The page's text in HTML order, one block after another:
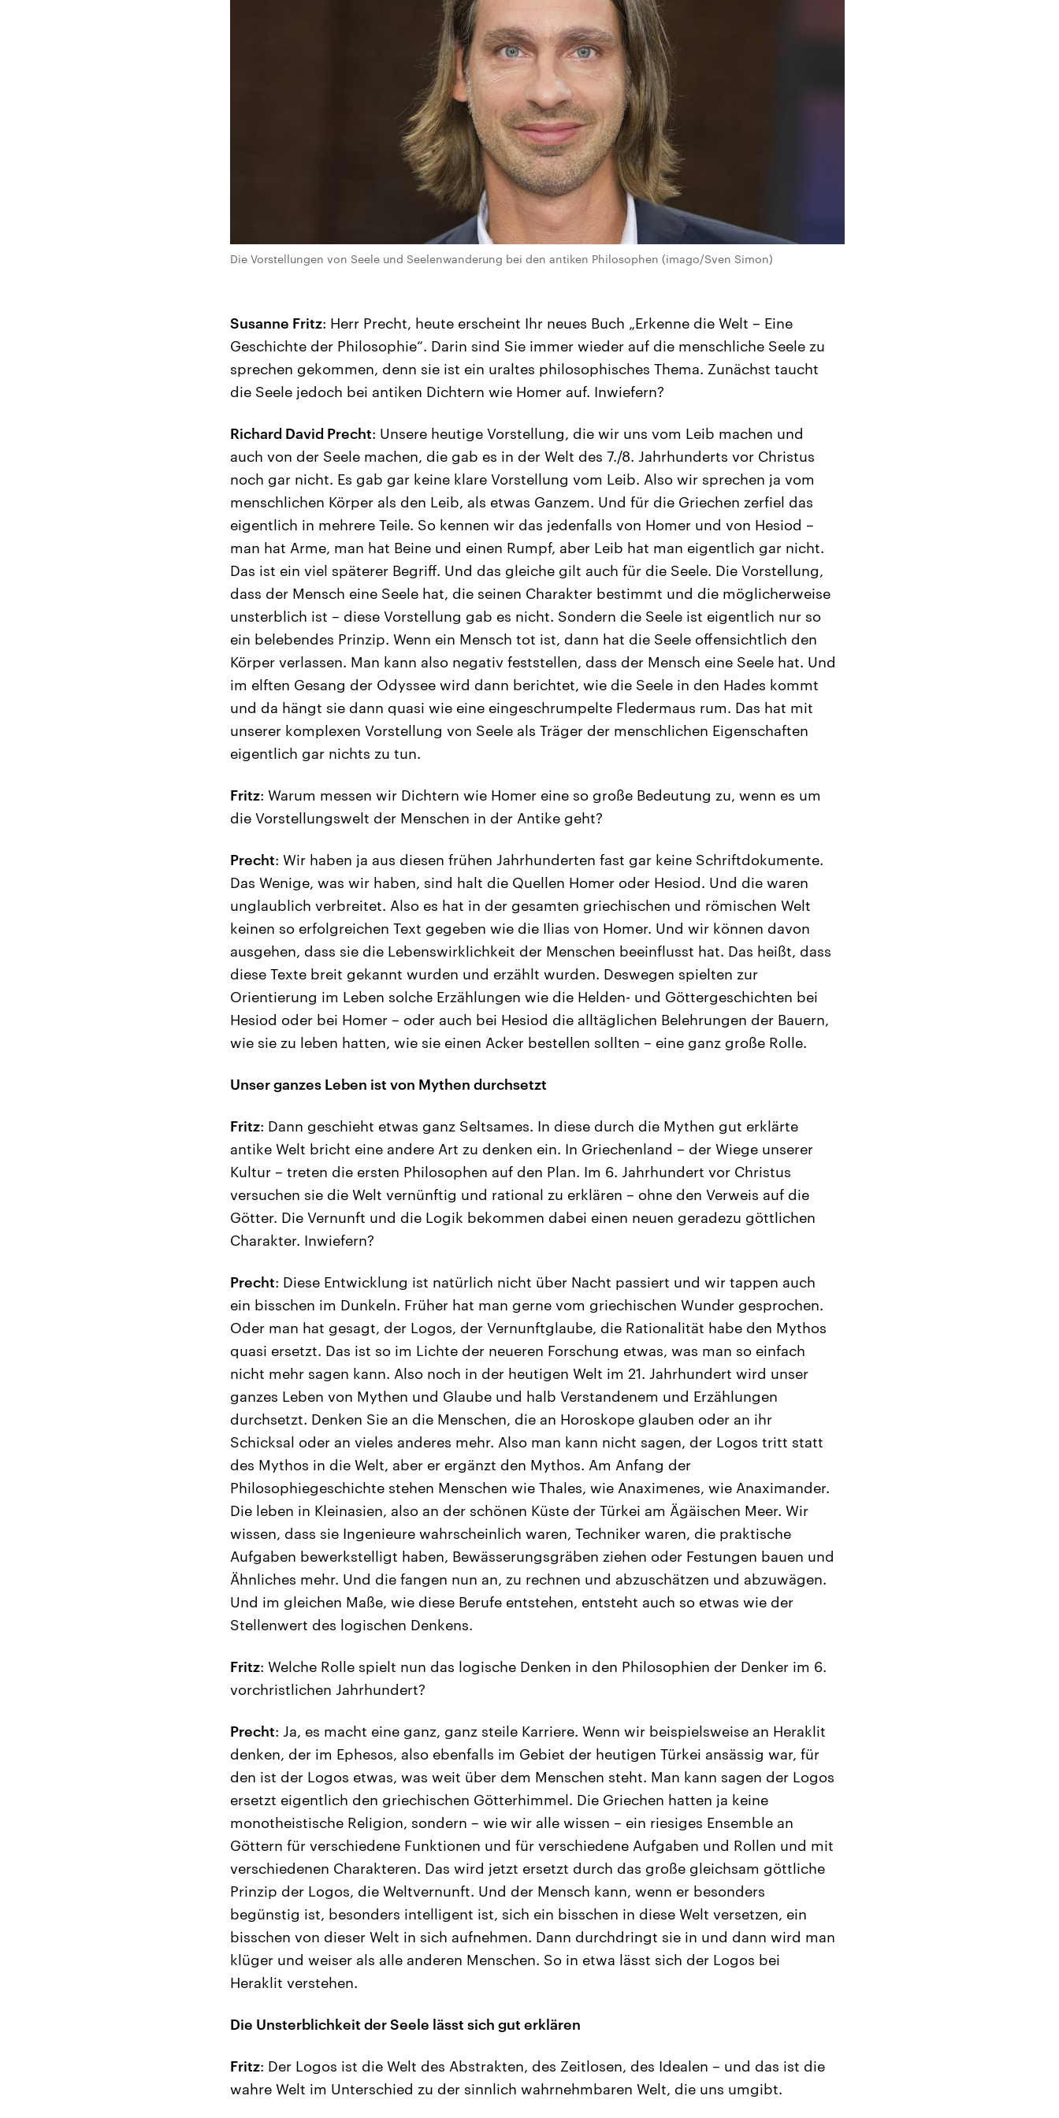
Die Vorstellungen von Seele und Seelenwanderung bei den antiken Philosophen (imago/Sven Simon)
Susanne Fritz: Herr Precht, heute erscheint Ihr neues Buch „Erkenne die Welt – Eine
Geschichte der Philosophie“. Darin sind Sie immer wieder auf die menschliche Seele zu
sprechen gekommen, denn sie ist ein uraltes philosophisches Thema. Zunächst taucht
die Seele jedoch bei antiken Dichtern wie Homer auf. Inwiefern?
Richard David Precht: Unsere heutige Vorstellung, die wir uns vom Leib machen und
auch von der Seele machen, die gab es in der Welt des 7./8. Jahrhunderts vor Christus
noch gar nicht. Es gab gar keine klare Vorstellung vom Leib. Also wir sprechen ja vom
menschlichen Körper als den Leib, als etwas Ganzem. Und für die Griechen zerfiel das
eigentlich in mehrere Teile. So kennen wir das jedenfalls von Homer und von Hesiod –
man hat Arme, man hat Beine und einen Rumpf, aber Leib hat man eigentlich gar nicht.
Das ist ein viel späterer Begriff. Und das gleiche gilt auch für die Seele. Die Vorstellung,
dass der Mensch eine Seele hat, die seinen Charakter bestimmt und die möglicherweise
unsterblich ist – diese Vorstellung gab es nicht. Sondern die Seele ist eigentlich nur so
ein belebendes Prinzip. Wenn ein Mensch tot ist, dann hat die Seele offensichtlich den
Körper verlassen. Man kann also negativ feststellen, dass der Mensch eine Seele hat. Und
im elften Gesang der Odyssee wird dann berichtet, wie die Seele in den Hades kommt
und da hängt sie dann quasi wie eine eingeschrumpelte Fledermaus rum. Das hat mit
unserer komplexen Vorstellung von Seele als Träger der menschlichen Eigenschaften
eigentlich gar nichts zu tun.
Fritz: Warum messen wir Dichtern wie Homer eine so große Bedeutung zu, wenn es um
die Vorstellungswelt der Menschen in der Antike geht?
Precht: Wir haben ja aus diesen frühen Jahrhunderten fast gar keine Schriftdokumente.
Das Wenige, was wir haben, sind halt die Quellen Homer oder Hesiod. Und die waren
unglaublich verbreitet. Also es hat in der gesamten griechischen und römischen Welt
keinen so erfolgreichen Text gegeben wie die Ilias von Homer. Und wir können davon
ausgehen, dass sie die Lebenswirklichkeit der Menschen beeinflusst hat. Das heißt, dass
diese Texte breit gekannt wurden und erzählt wurden. Deswegen spielten zur
Orientierung im Leben solche Erzählungen wie die Helden- und Göttergeschichten bei
Hesiod oder bei Homer – oder auch bei Hesiod die alltäglichen Belehrungen der Bauern,
wie sie zu leben hatten, wie sie einen Acker bestellen sollten – eine ganz große Rolle.
Unser ganzes Leben ist von Mythen durchsetzt
Fritz: Dann geschieht etwas ganz Seltsames. In diese durch die Mythen gut erklärte
antike Welt bricht eine andere Art zu denken ein. In Griechenland – der Wiege unserer
Kultur – treten die ersten Philosophen auf den Plan. Im 6. Jahrhundert vor Christus
versuchen sie die Welt vernünftig und rational zu erklären – ohne den Verweis auf die
Götter. Die Vernunft und die Logik bekommen dabei einen neuen geradezu göttlichen
Charakter. Inwiefern?
Precht: Diese Entwicklung ist natürlich nicht über Nacht passiert und wir tappen auch
ein bisschen im Dunkeln. Früher hat man gerne vom griechischen Wunder gesprochen.
Oder man hat gesagt, der Logos, der Vernunftglaube, die Rationalität habe den Mythos
quasi ersetzt. Das ist so im Lichte der neueren Forschung etwas, was man so einfach
nicht mehr sagen kann. Also noch in der heutigen Welt im 21. Jahrhundert wird unser
ganzes Leben von Mythen und Glaube und halb Verstandenem und Erzählungen
durchsetzt. Denken Sie an die Menschen, die an Horoskope glauben oder an ihr
Schicksal oder an vieles anderes mehr. Also man kann nicht sagen, der Logos tritt statt
des Mythos in die Welt, aber er ergänzt den Mythos. Am Anfang der
Philosophiegeschichte stehen Menschen wie Thales, wie Anaximenes, wie Anaximander.
Die leben in Kleinasien, also an der schönen Küste der Türkei am Ägäischen Meer. Wir
wissen, dass sie Ingenieure wahrscheinlich waren, Techniker waren, die praktische
Aufgaben bewerkstelligt haben, Bewässerungsgräben ziehen oder Festungen bauen und
Ähnliches mehr. Und die fangen nun an, zu rechnen und abzuschätzen und abzuwägen.
Und im gleichen Maße, wie diese Berufe entstehen, entsteht auch so etwas wie der
Stellenwert des logischen Denkens.
Fritz: Welche Rolle spielt nun das logische Denken in den Philosophien der Denker im 6.
vorchristlichen Jahrhundert?
Precht: Ja, es macht eine ganz, ganz steile Karriere. Wenn wir beispielsweise an Heraklit
denken, der im Ephesos, also ebenfalls im Gebiet der heutigen Türkei ansässig war, für
den ist der Logos etwas, was weit über dem Menschen steht. Man kann sagen der Logos
ersetzt eigentlich den griechischen Götterhimmel. Die Griechen hatten ja keine
monotheistische Religion, sondern – wie wir alle wissen – ein riesiges Ensemble an
Göttern für verschiedene Funktionen und für verschiedene Aufgaben und Rollen und mit
verschiedenen Charakteren. Das wird jetzt ersetzt durch das große gleichsam göttliche
Prinzip der Logos, die Weltvernunft. Und der Mensch kann, wenn er besonders
begünstig ist, besonders intelligent ist, sich ein bisschen in diese Welt versetzen, ein
bisschen von dieser Welt in sich aufnehmen. Dann durchdringt sie in und dann wird man
klüger und weiser als alle anderen Menschen. So in etwa lässt sich der Logos bei
Heraklit verstehen.
Die Unsterblichkeit der Seele lässt sich gut erklären
Fritz: Der Logos ist die Welt des Abstrakten, des Zeitlosen, des Idealen – und das ist die
wahre Welt im Unterschied zu der sinnlich wahrnehmbaren Welt, die uns umgibt.